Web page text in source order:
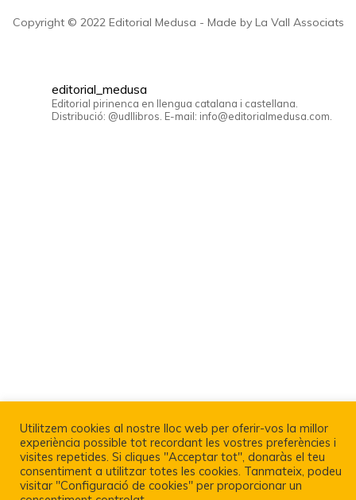
Copyright © 2022 Editorial Medusa - Made by La Vall Associats
editorial_medusa
Editorial pirinenca en llengua catalana i castellana.
Distribució: @udllibros. E-mail: info@editorialmedusa.com.
Política De Privacitat I Avís Legal
Utilitzem cookies al nostre lloc web per oferir-vos la millor
experiència possible tot recordant les vostres preferències i
visites repetides. Si cliques "Acceptar tot", donaràs el teu
consentiment a utilitzar totes les cookies. Tanmateix, podeu
visitar "Configuració de cookies" per proporcionar un